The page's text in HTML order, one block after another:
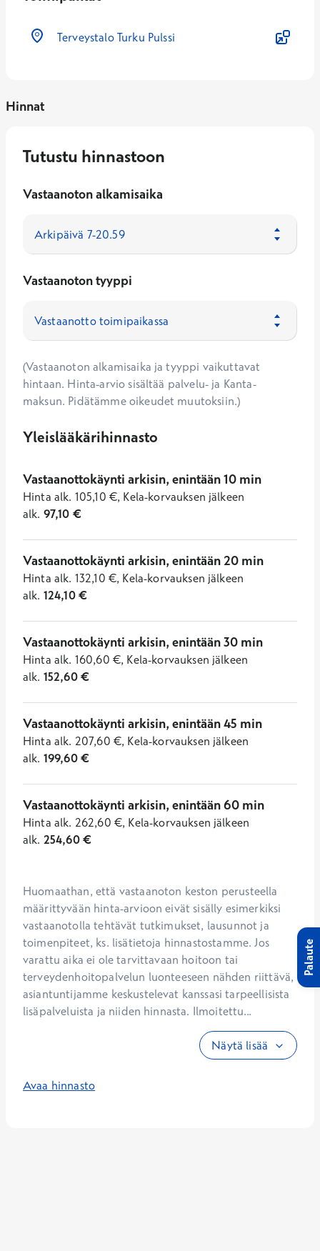
Terveystalo Turku Pulssi
Hinnat
Tutustu hinnastoon
Vastaanoton alkamisaika
Vastaanoton tyyppi
(Vastaanoton alkamisaika ja tyyppi vaikuttavat
hintaan. Hinta-arvio sisältää palvelu- ja Kanta-
maksun. Pidätämme oikeudet muutoksiin.)
Yleislääkärihinnasto
Vastaanottokäynti arkisin, enintään 10 min
Hinta alk. 105,10 €, Kela-korvauksen jälkeen
alk. 97,10 €
Vastaanottokäynti arkisin, enintään 20 min
Hinta alk. 132,10 €, Kela-korvauksen jälkeen
alk. 124,10€
Vastaanottokäynti arkisin, enintään 30 min
Hinta alk. 160,60 €, Kela-korvauksen jälkeen
alk. 152,60€
Vastaanottokäynti arkisin, enintään 45 min
Hinta alk. 207,60 €, Kela-korvauksen jälkeen
alk. 199,60€
Vastaanottokäynti arkisin, enintään 60 min
Hinta alk. 262,60 €, Kela-korvauksen jälkeen
alk. 254,60€
Huomaathan, että vastaanoton keston perusteella
määrittyvään hinta-arvioon eivät sisälly esimerkiksi
vastaanotolla tehtävät tutkimukset, lausunnot ja
toimenpiteet, ks. lisätietoja hinnastostamme. Jos
varattu aika ei ole tarvittavaan hoitoon tai
terveydenhoitopalvelun luonteeseen nähden riittävä,
asiantuntijamme keskustelevat kanssasi tarpeellisista
lisäpalveluista ja niiden hinnasta. Ilmoitettu...
Näytä lisää
Avaa hinnasto
Palaute